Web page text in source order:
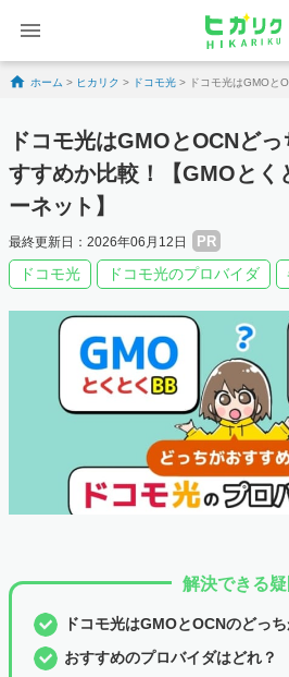
Skip to content
ホーム > ヒカリク > ドコモ光 > ドコモ光はGMOと
ドコモ光はGMOとOCNど
すすめか比較！【GMOとく
ーネット】
最終更新日：2026年06月12日 PR
ドコモ光 ドコモ光のプロバイダ
解決できる疑
ドコモ光はGMOとOCNのどっ
おすすめのプロバイダはどれ？